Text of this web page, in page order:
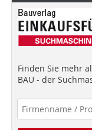
Finden Sie mehr
BAU - der